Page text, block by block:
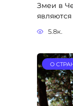
Змеи в
5.8к.
О